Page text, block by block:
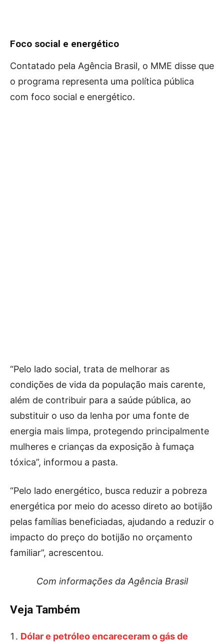
Foco social e energético
Contatado pela Agência Brasil, o MME disse que
o programa representa uma política pública
com foco social e energético.
“Pelo lado social, trata de melhorar as
condições de vida da população mais carente,
além de contribuir para a saúde pública, ao
substituir o uso da lenha por uma fonte de
energia mais limpa, protegendo principalmente
mulheres e crianças da exposição à fumaça
tóxica”, informou a pasta.
“Pelo lado energético, busca reduzir a pobreza
energética por meio do acesso direto ao botijão
pelas famílias beneficiadas, ajudando a reduzir o
impacto do preço do botijão no orçamento
familiar”, acrescentou.
Com informações da Agência Brasil
Veja Também
Dólar e petróleo encareceram o gás de